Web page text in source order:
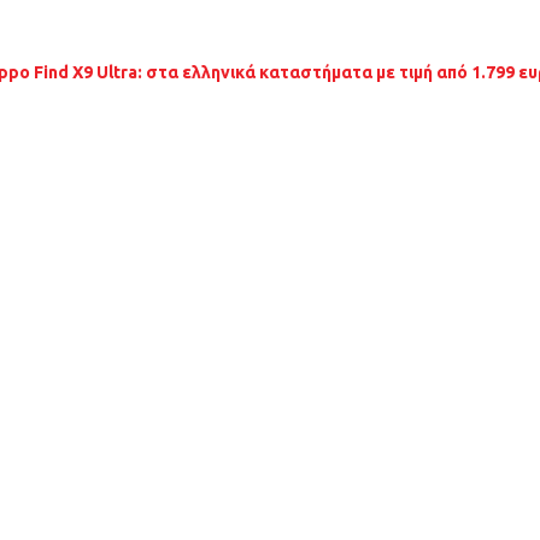
Find X9 Ultra: στα ελληνικά καταστήματα με τιμή από 1.799